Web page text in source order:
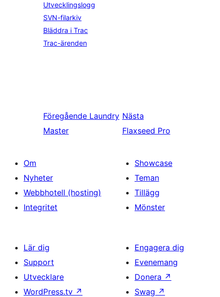
Utvecklingslogg
SVN-filarkiv
Bläddra i Trac
Trac-ärenden
Föregående Laundry
Master
Nästa
Flaxseed Pro
Om
Nyheter
Webbhotell (hosting)
Integritet
Showcase
Teman
Tillägg
Mönster
Lär dig
Support
Utvecklare
WordPress.tv ↗
Engagera dig
Evenemang
Donera ↗
Swag ↗